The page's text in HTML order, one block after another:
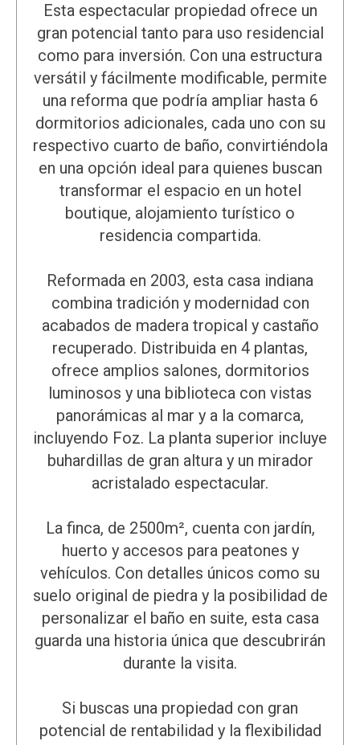
Esta espectacular propiedad ofrece un
gran potencial tanto para uso residencial
como para inversión. Con una estructura
versátil y fácilmente modificable, permite
una reforma que podría ampliar hasta 6
dormitorios adicionales, cada uno con su
respectivo cuarto de baño, convirtiéndola
en una opción ideal para quienes buscan
transformar el espacio en un hotel
boutique, alojamiento turístico o
residencia compartida.
Reformada en 2003, esta casa indiana
combina tradición y modernidad con
acabados de madera tropical y castaño
recuperado. Distribuida en 4 plantas,
ofrece amplios salones, dormitorios
luminosos y una biblioteca con vistas
panorámicas al mar y a la comarca,
incluyendo Foz. La planta superior incluye
buhardillas de gran altura y un mirador
acristalado espectacular.
La finca, de 2500m², cuenta con jardín,
huerto y accesos para peatones y
vehículos. Con detalles únicos como su
suelo original de piedra y la posibilidad de
personalizar el baño en suite, esta casa
guarda una historia única que descubrirán
durante la visita.
Si buscas una propiedad con gran
potencial de rentabilidad y la flexibilidad